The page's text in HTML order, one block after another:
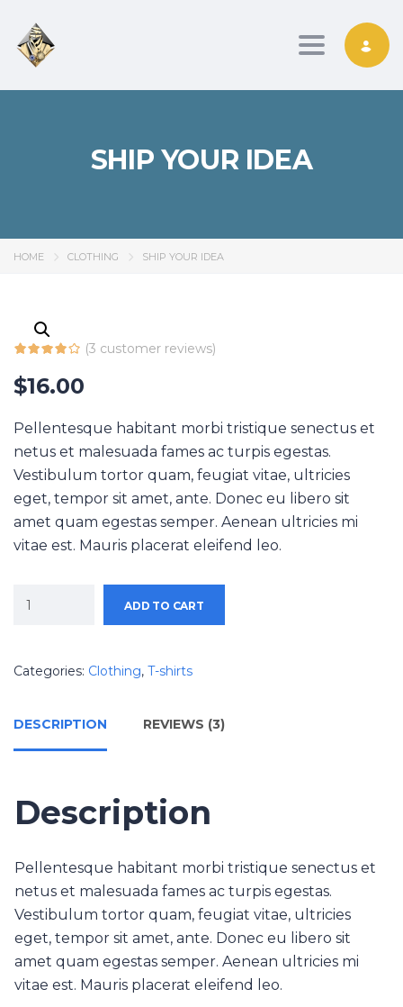
Toggle
SHIP YOUR IDEA
HOME CLOTHING SHIP YOUR IDEA
(3 customer reviews)
$16.00
Pellentesque habitant morbi tristique senectus et
netus et malesuada fames ac turpis egestas.
Vestibulum tortor quam, feugiat vitae, ultricies
eget, tempor sit amet, ante. Donec eu libero sit
amet quam egestas semper. Aenean ultricies mi
vitae est. Mauris placerat eleifend leo.
ADD TO CART
Categories: Clothing, T-shirts
DESCRIPTION REVIEWS (3)
Description
Pellentesque habitant morbi tristique senectus et
netus et malesuada fames ac turpis egestas.
Vestibulum tortor quam, feugiat vitae, ultricies
eget, tempor sit amet, ante. Donec eu libero sit
amet quam egestas semper. Aenean ultricies mi
vitae est. Mauris placerat eleifend leo.